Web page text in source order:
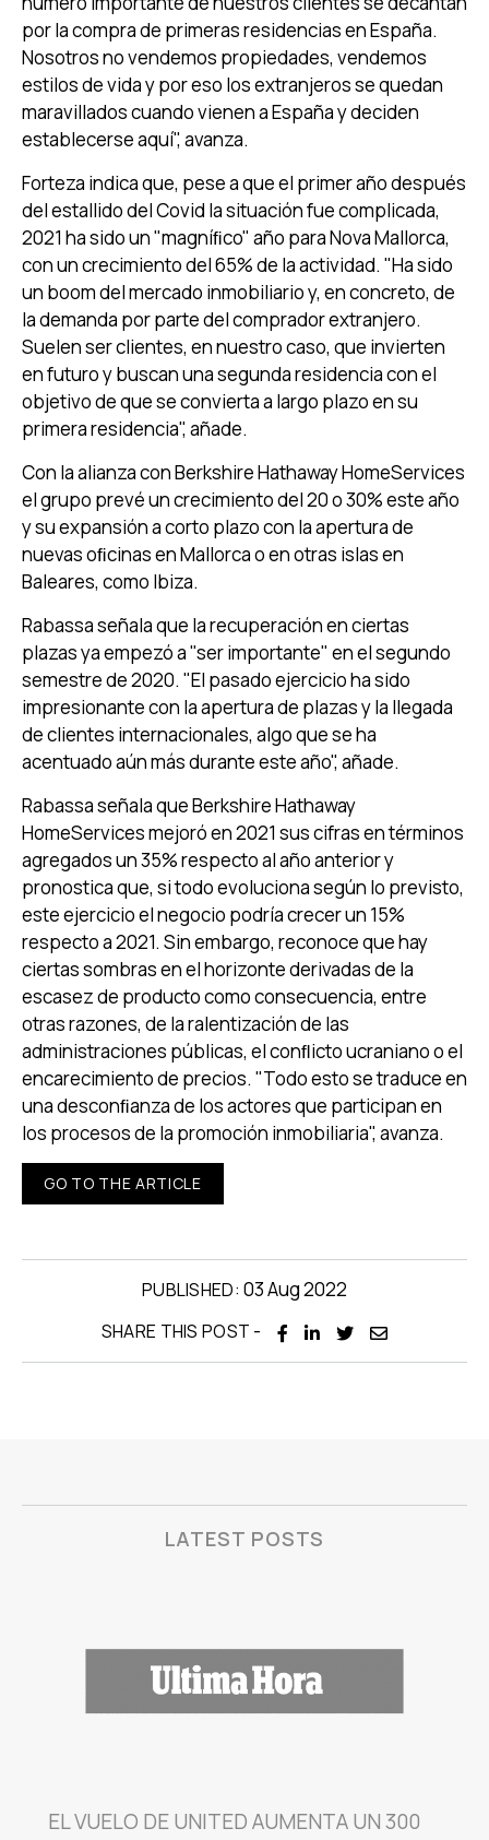
por la compra de primeras residencias en España.
Nosotros no vendemos propiedades, vendemos
estilos de vida y por eso los extranjeros se quedan
maravillados cuando vienen a España y deciden
establecerse aquí", avanza.
Forteza indica que, pese a que el primer año después
del estallido del Covid la situación fue complicada,
2021 ha sido un "magníﬁco" año para Nova Mallorca,
con un crecimiento del 65% de la actividad. "Ha sido
un boom del mercado inmobiliario y, en concreto, de
la demanda por parte del comprador extranjero.
Suelen ser clientes, en nuestro caso, que invierten
en futuro y buscan una segunda residencia con el
objetivo de que se convierta a largo plazo en su
primera residencia", añade.
Con la alianza con Berkshire Hathaway HomeServices
el grupo prevé un crecimiento del 20 o 30% este año
y su expansión a corto plazo con la apertura de
nuevas oﬁcinas en Mallorca o en otras islas en
Baleares, como Ibiza.
Rabassa señala que la recuperación en ciertas
plazas ya empezó a "ser importante" en el segundo
semestre de 2020. "El pasado ejercicio ha sido
impresionante con la apertura de plazas y la llegada
de clientes internacionales, algo que se ha
acentuado aún más durante este año", añade.
Rabassa señala que Berkshire Hathaway
HomeServices mejoró en 2021 sus cifras en términos
agregados un 35% respecto al año anterior y
pronostica que, si todo evoluciona según lo previsto,
este ejercicio el negocio podría crecer un 15%
respecto a 2021. Sin embargo, reconoce que hay
ciertas sombras en el horizonte derivadas de la
escasez de producto como consecuencia, entre
otras razones, de la ralentización de las
administraciones públicas, el conﬂicto ucraniano o el
encarecimiento de precios. "Todo esto se traduce en
una desconﬁanza de los actores que participan en
los procesos de la promoción inmobiliaria", avanza.
GO TO THE ARTICLE
PUBLISHED: 03 Aug 2022
SHARE THIS POST -
LATEST POSTS
EL VUELO DE UNITED AUMENTA UN 300